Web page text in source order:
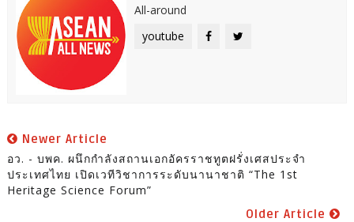
All-around
youtube
Newer Article
อว. - บพค. ผนึกกำลังสถานเอกอัครราชทูตฝรั่งเศสประจำ
ประเทศไทย เปิดเวทีวิชาการระดับนานาชาติ “The 1st
Heritage Science Forum”
Older Article